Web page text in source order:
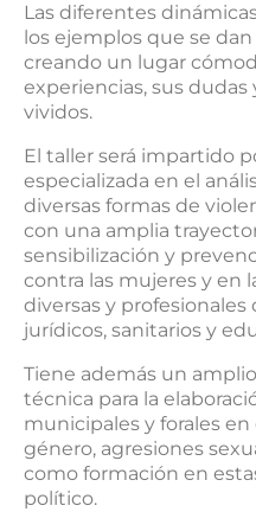
Las diferentes
los ejemplos que se
creando un lugar
experiencias, sus dudas
vividos.
El taller será impartido
especializada en el
diversas formas de
con una amplia
sensibilización y
contra las mujeres y en
diversas y profesionales
jurídicos, sanitarios y
Tiene además un
técnica para la
municipales y forales
género, agresiones
como formación en
político.